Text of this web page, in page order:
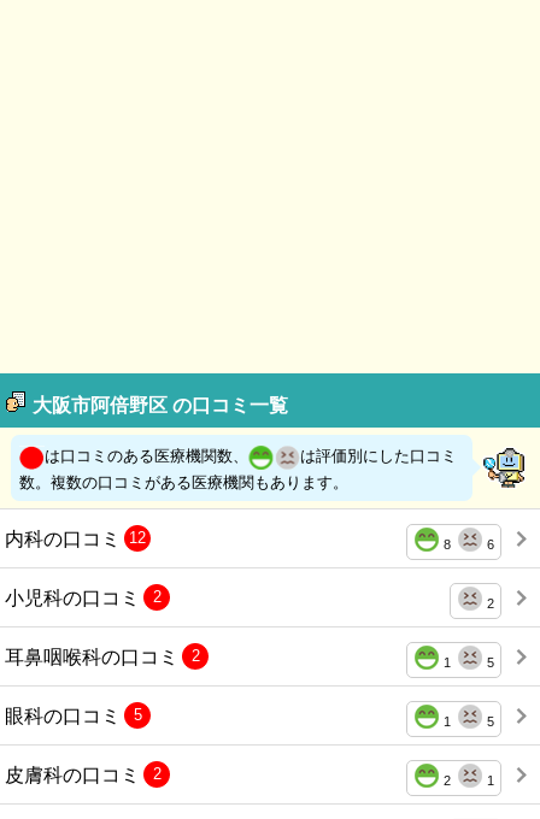
大阪市阿倍野区 の口コミ一覧
は口コミのある医療機関数、
は評価別にした口コミ
数。複数の口コミがある医療機関もあります。
内科の口コミ 8 6
12
小児科の口コミ 2
2
耳鼻咽喉科の口コミ 1 5
2
眼科の口コミ 1 5
5
皮膚科の口コミ 2 1
2